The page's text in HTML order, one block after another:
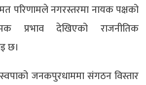
मत परिणामले नगरस्तरमा नायक पक्षको
प्रभाव देखिएको राजनीतिक
छ।
जनकपुरधाममा संगठन विस्तार